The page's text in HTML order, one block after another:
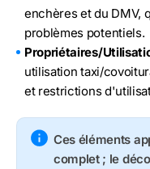
enchères et du DMV,
problèmes potentiels.
Propriétaires/
utilisation taxi/
et restrictions
Ces éléments
complet ; le